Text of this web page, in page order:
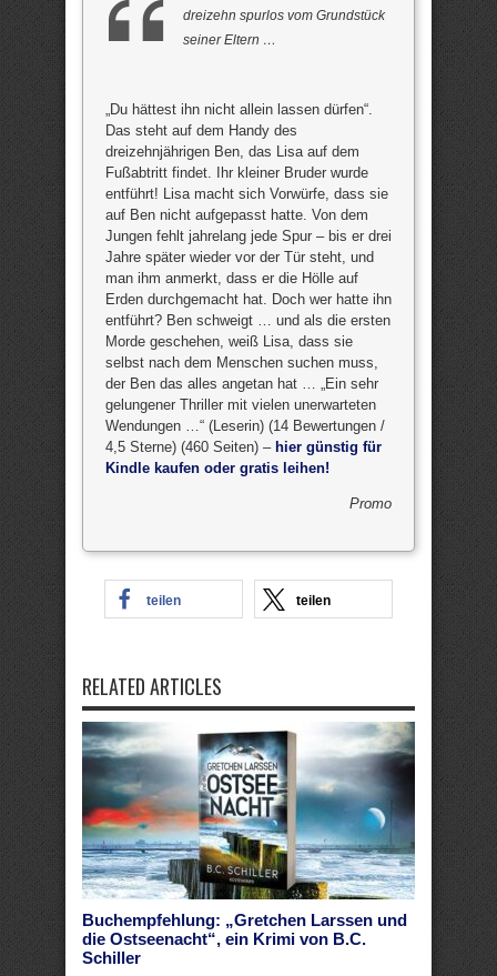
dreizehn spurlos vom Grundstück
seiner Eltern …
„Du hättest ihn nicht allein lassen dürfen“.
Das steht auf dem Handy des
dreizehnjährigen Ben, das Lisa auf dem
Fußabtritt findet. Ihr kleiner Bruder wurde
entführt! Lisa macht sich Vorwürfe, dass sie
auf Ben nicht aufgepasst hatte. Von dem
Jungen fehlt jahrelang jede Spur – bis er drei
Jahre später wieder vor der Tür steht, und
man ihm anmerkt, dass er die Hölle auf
Erden durchgemacht hat. Doch wer hatte ihn
entführt? Ben schweigt … und als die ersten
Morde geschehen, weiß Lisa, dass sie
selbst nach dem Menschen suchen muss,
der Ben das alles angetan hat … „Ein sehr
gelungener Thriller mit vielen unerwarteten
Wendungen …“ (Leserin) (14 Bewertungen /
4,5 Sterne) (460 Seiten) – hier günstig für
Kindle kaufen oder gratis leihen!
Promo
teilen teilen
RELATED ARTICLES
Buchempfehlung: „Gretchen Larssen und
die Ostseenacht“, ein Krimi von B.C.
Schiller